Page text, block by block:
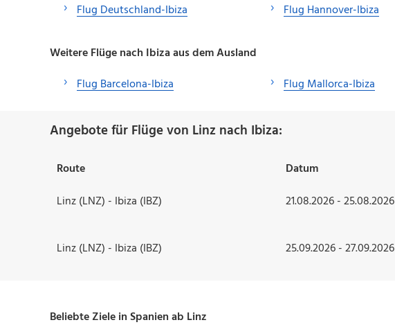
Flug Deutschland-Ibiza
Flug Hannover-Ibiza
Weitere Flüge nach Ibiza aus dem Ausland
Flug Barcelona-Ibiza
Flug Mallorca-Ibiza
Angebote für Flüge von Linz nach Ibiza:
Route Datum
Linz (LNZ) - Ibiza (IBZ)
21.08.2026 - 25.08.2026
Linz (LNZ) - Ibiza (IBZ) 25.09.2026 - 27.09.2026
Beliebte Ziele in Spanien ab Linz